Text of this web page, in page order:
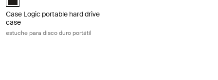
Case Logic portable hard drive
case
estuche para disco duro portátil